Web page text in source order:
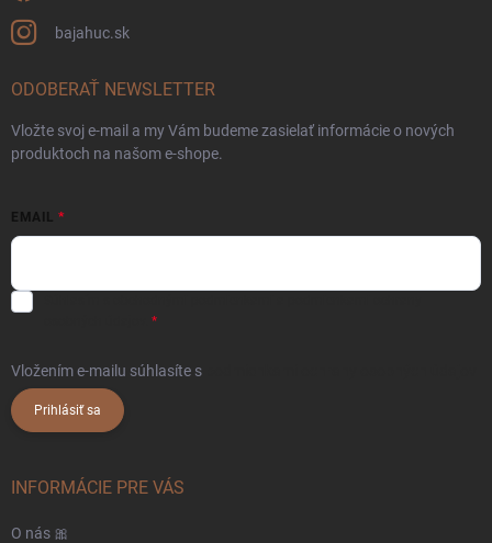
bajahuc.sk
ODOBERAŤ NEWSLETTER
Vložte svoj e-mail a my Vám budeme zasielať informácie o nových
produktoch na našom e-shope.
EMAIL
Vložením e-mailu súhlasíte s
Prihlásiť sa
INFORMÁCIE PRE VÁS
O nás 🎀